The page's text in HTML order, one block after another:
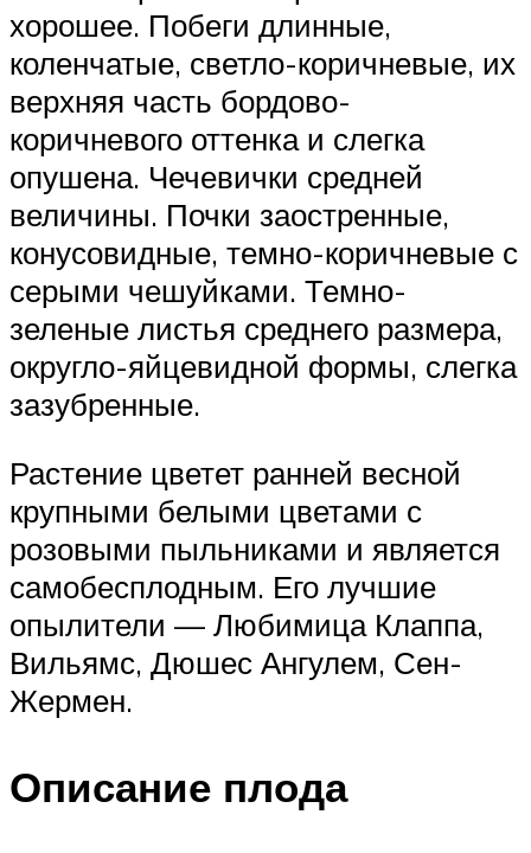
хорошее. Побеги длинные,
коленчатые, светло-коричневые, их
верхняя часть бордово-
коричневого оттенка и слегка
опушена. Чечевички средней
величины. Почки заостренные,
конусовидные, темно-коричневые с
серыми чешуйками. Темно-
зеленые листья среднего размера,
округло-яйцевидной формы, слегка
зазубренные.
Растение цветет ранней весной
крупными белыми цветами с
розовыми пыльниками и является
самобесплодным. Его лучшие
опылители — Любимица Клаппа,
Вильямс, Дюшес Ангулем, Сен-
Жермен.
Описание плода